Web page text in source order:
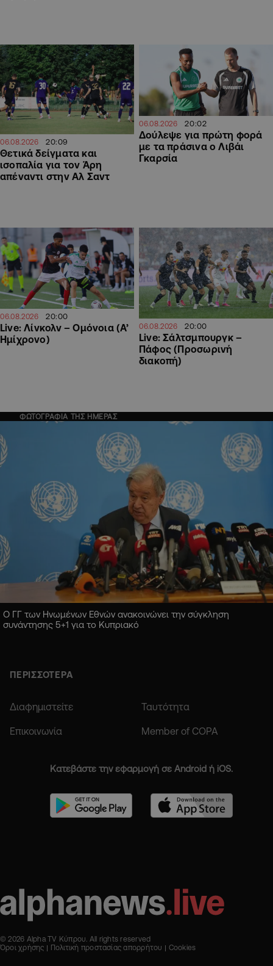
06.08.2026 20:09
Θετικά δείγματα και
ισοπαλία για τον Άρη
απέναντι στην Αλ Σαντ
06.08.2026 20:02
Δούλεψε για πρώτη φορά
με τα πράσινα ο Λιβάι
Γκαρσία
06.08.2026 20:00
Live: Λίνκολν – Ομόνοια (Α’
Ημίχρονο)
06.08.2026 20:00
Live: Σάλτσμπουργκ –
Πάφος (Προσωρινή
διακοπή)
ΦΩΤΟΓΡΑΦΙΑ ΤΗΣ ΗΜΕΡΑΣ
Ο ΓΓ των Ηνωμένων Εθνών ανακοινώνει την σύγκληση
συνάντησης 5+1 για το Κυπριακό
ΠΕΡΙΣΣΟΤΕΡΑ
Διαφημιστείτε Ταυτότητα
Επικοινωνία Member of COPA
Κατεβάστε την εφαρμογή σε Android ή iOS.
© 2026 Alpha TV Κύπρου. All rights reserved
Όροι χρήσης
Πολιτική προστασίας απορρήτου Cookies